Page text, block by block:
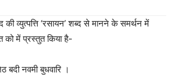
की व्युत्पत्ति ‘रसायन’ शब्द से मानने के समर्थन में
को में प्रस्तुत किया है-
बदी नवमी बुधवारि ।